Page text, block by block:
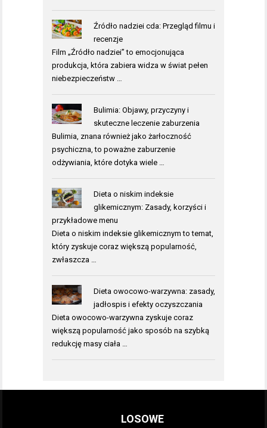
Źródło nadziei cda: Przegląd filmu i
recenzje
Film „Źródło nadziei” to emocjonująca
produkcja, która zabiera widza w świat pełen
niebezpieczeństw …
Bulimia: Objawy, przyczyny i
skuteczne leczenie zaburzenia
Bulimia, znana również jako żarłoczność
psychiczna, to poważne zaburzenie
odżywiania, które dotyka wiele …
Dieta o niskim indeksie
glikemicznym: Zasady, korzyści i
przykładowe menu
Dieta o niskim indeksie glikemicznym to temat,
który zyskuje coraz większą popularność,
zwłaszcza …
Dieta owocowo-warzywna: zasady,
jadłospis i efekty oczyszczania
Dieta owocowo-warzywna zyskuje coraz
większą popularność jako sposób na szybką
redukcję masy ciała …
LOSOWE